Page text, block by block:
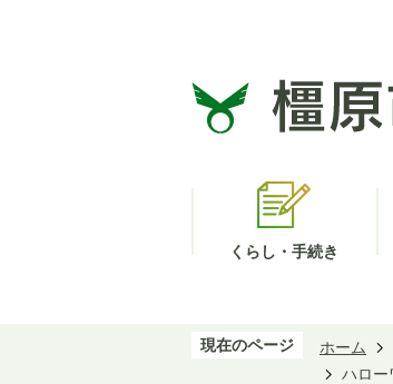
くらし・手続き
現在のページ ホーム
ハロー